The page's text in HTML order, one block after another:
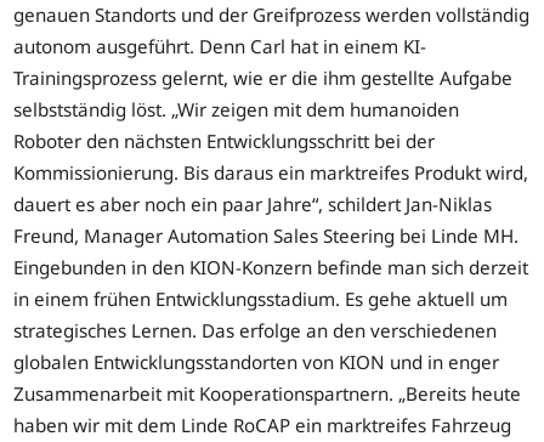
genauen Standorts und der Greifprozess werden vollständig
autonom ausgeführt. Denn Carl hat in einem KI-
Trainingsprozess gelernt, wie er die ihm gestellte Aufgabe
selbstständig löst. „Wir zeigen mit dem humanoiden
Roboter den nächsten Entwicklungsschritt bei der
Kommissionierung. Bis daraus ein marktreifes Produkt wird,
dauert es aber noch ein paar Jahre“, schildert Jan-Niklas
Freund, Manager Automation Sales Steering bei Linde MH.
Eingebunden in den KION-Konzern befinde man sich derzeit
in einem frühen Entwicklungsstadium. Es gehe aktuell um
strategisches Lernen. Das erfolge an den verschiedenen
globalen Entwicklungsstandorten von KION und in enger
Zusammenarbeit mit Kooperationspartnern. „Bereits heute
haben wir mit dem Linde RoCAP ein marktreifes Fahrzeug